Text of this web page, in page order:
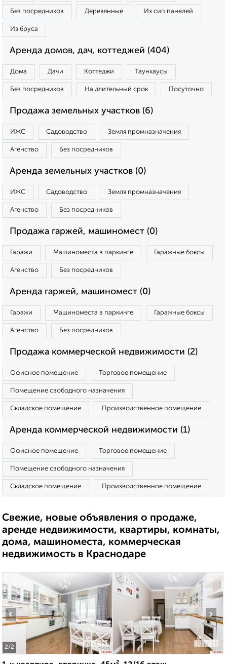
Без посредников Деревянные Из сип панелей
Из бруса
Аренда домов, дач, коттеджей (404)
Дома Дачи Коттеджи Таунхаусы
Без посредников На длительный срок Посуточно
Продажа земельных участков (6)
ИЖС Садоводство Земля промназначения
Агенство Без посредников
Аренда земельных участков (0)
ИЖС Садоводство Земля промназначения
Агенство Без посредников
Продажа гаржей, машиномест (0)
Гаражи Машиноместа в паркинге Гаражные боксы
Агенство Без посредников
Аренда гаржей, машиномест (0)
Гаражи Машиноместа в паркинге Гаражные боксы
Агенство Без посредников
Продажа коммерческой недвижимости (2)
Офисное помещение Торговое помещение
Помещение свободного назначения
Складское помещение Производственное помещение
Аренда коммерческой недвижимости (1)
Офисное помещение Торговое помещение
Помещение свободного назначения
Складское помещение Производственное помещение
Свежие, новые объявления о продаже,
аренде недвижимости, квартиры, комнаты,
дома, машиноместа, коммерческая
недвижимость в Краснодаре
2/2
‹ ›